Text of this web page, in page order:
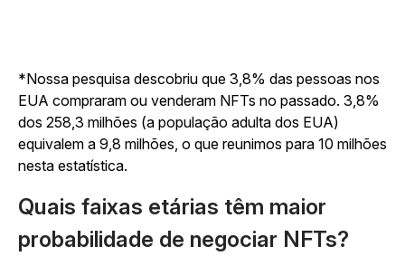
*Nossa pesquisa descobriu que 3,8% das pessoas nos
EUA compraram ou venderam NFTs no passado. 3,8%
dos 258,3 milhões (a população adulta dos EUA)
equivalem a 9,8 milhões, o que reunimos para 10 milhões
nesta estatística.
Quais faixas etárias têm maior
probabilidade de negociar NFTs?